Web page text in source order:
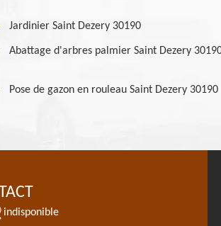
Jardinier Saint Dezery 30190
Abattage d'arbres palmier Saint Dezery
Pose de gazon en rouleau Saint Dezery 30190
indisponible